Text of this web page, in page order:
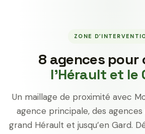
ZONE
8 agences pour
l’Hérault et le
Un maillage de proximité avec
agence principale, des
grand Hérault et jusqu’en Gard.